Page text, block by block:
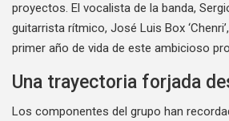
proyectos. El vocalista de la banda,
guitarrista rítmico, José Luis Box
primer año de vida de este ambicioso
Una trayectoria forjada
Los componentes del grupo han